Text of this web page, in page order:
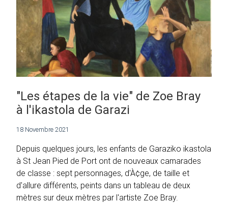
"Les étapes de la vie" de Zoe Bray
à l'ikastola de Garazi
18 Novembre 2021
Depuis quelques jours, les enfants de Garaziko ikastola
à St Jean Pied de Port ont de nouveaux camarades
de classe : sept personnages, d'À¢ge, de taille et
d'allure différents, peints dans un tableau de deux
mètres sur deux mètres par l'artiste Zoe Bray.